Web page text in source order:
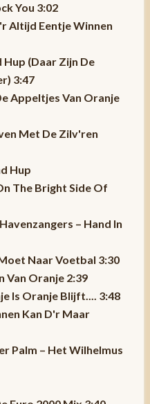
You 3:02
Altijd Eentje Winnen
Hup (Daar Zijn De
3:47
Appeltjes Van Oranje
Met De Zilv'ren
Hup
The Bright Side Of
– Hand In
Naar Voetbal 3:30
Van Oranje 2:39
Is Oranje Blijft.... 3:48
Kan D'r Maar
Palm – Het Wilhelmus